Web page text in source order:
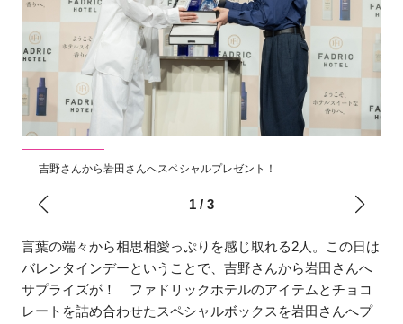
吉野さんから岩田さんへスペシャルプレゼント！
1/ 3
言葉の端々から相思相愛っぷりを感じ取れる2人。この日は
バレンタインデーということで、吉野さんから岩田さんへ
サプライズが！ ファドリックホテルのアイテムとチョコ
レートを詰め合わせたスペシャルボックスを岩田さんへプ